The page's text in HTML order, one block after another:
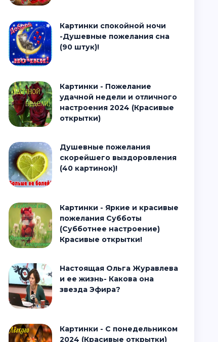
Картинки спокойной ночи
-Душевные пожелания сна
(90 штук)!
Картинки - Пожелание
удачной недели и отличного
настроения 2024 (Красивые
открытки)
Душевные пожелания
скорейшего выздоровления
(40 картинок)!
Картинки - Яркие и красивые
пожелания Субботы
(Субботнее настроение)
Красивые открытки!
Настоящая Ольга Журавлева
и ее жизнь- Какова она
звезда Эфира?
Картинки - С понедельником
2024 (Красивые открытки)